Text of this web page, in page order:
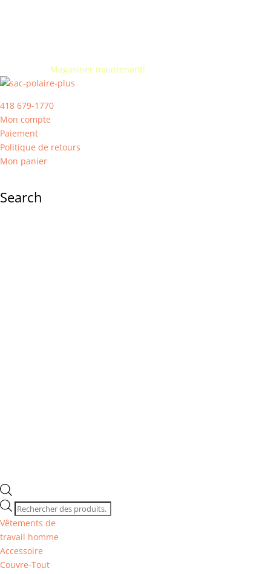
Magasiner maintenant!
418 679-1770
Mon compte
Paiement
Politique de retours
Mon panier
Search
Recherche
de
produits
Vêtements de
travail homme
Accessoire
Couvre-Tout